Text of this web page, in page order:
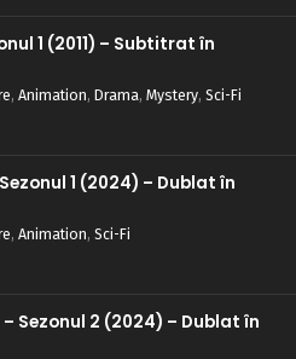
1 (2011) – Subtitrat în
, Animation, Drama, Mystery, Sci-Fi
1 (2024) – Dublat în
, Animation, Sci-Fi
Sezonul 2 (2024) – Dublat în